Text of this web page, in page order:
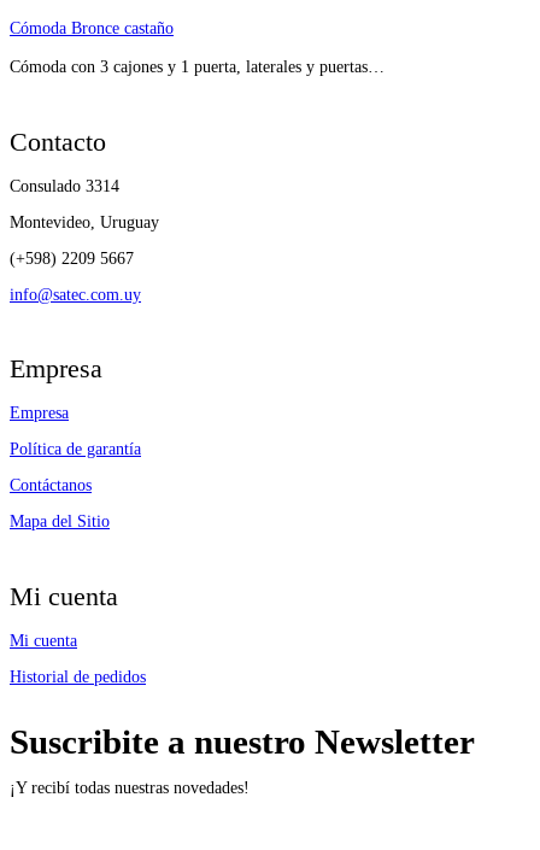
Cómoda Bronce castaño
Cómoda con 3 cajones y 1 puerta, laterales y puertas…
Contacto
Consulado 3314
Montevideo, Uruguay
(+598) 2209 5667
info@satec.com.uy
Empresa
Empresa
Política de garantía
Contáctanos
Mapa del Sitio
Mi cuenta
Mi cuenta
Historial de pedidos
Suscribite a nuestro Newsletter
¡Y recibí todas nuestras novedades!